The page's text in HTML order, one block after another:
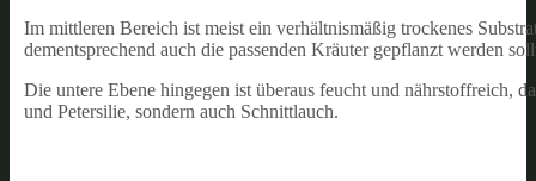
Im mittleren Bereich ist meist ein verhältnismäßig trockenes
dementsprechend auch die passenden Kräuter gepflanzt werden
Die untere Ebene hingegen ist überaus feucht und nährstoffreich,
und Petersilie, sondern auch Schnittlauch.